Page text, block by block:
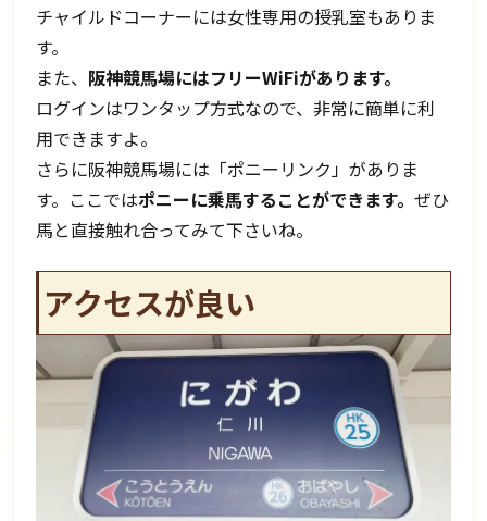
チャイルドコーナーには女性専用の授乳室もありま
す。
また、 阪神競馬場にはフリーWiFiがあります。
ログインはワンタップ方式なので、非常に簡単に利
用できますよ。
さらに阪神競馬場には「ポニーリンク」がありま
す。ここではポニーに乗馬することができます。ぜひ
馬と直接触れ合ってみて下さいね。
アクセスが良い